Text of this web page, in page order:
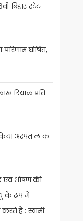
बिहार स्टेट
परिणाम घोषित,
रियाल प्रति
अस्पताल का
एवं शोषण की
के रूप में
करते हैं : स्वामी